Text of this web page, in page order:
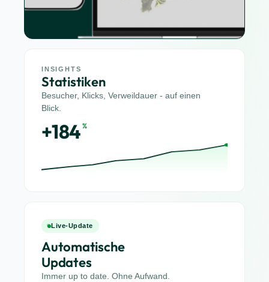
INSIGHTS
Statistiken
Besucher, Klicks, Verweildauer - auf einen
Blick.
+184 %
Live-Update
Automatische
Updates
Immer up to date. Ohne Aufwand.